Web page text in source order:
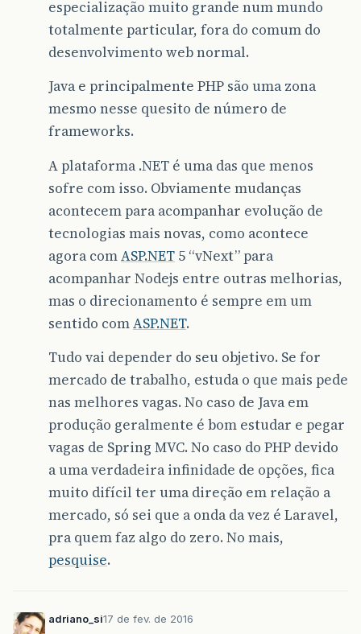
especialização muito grande num mundo
totalmente particular, fora do comum do
desenvolvimento web normal.
Java e principalmente PHP são uma zona
mesmo nesse quesito de número de
frameworks.
A plataforma .NET é uma das que menos
sofre com isso. Obviamente mudanças
acontecem para acompanhar evolução de
tecnologias mais novas, como acontece
agora comASP.NET 5 “vNext” para
acompanhar Nodejs entre outras melhorias,
mas o direcionamento é sempre em um
sentido comASP.NET.
Tudo vai depender do seu objetivo. Se for
mercado de trabalho, estuda o que mais pede
nas melhores vagas. No caso de Java em
produção geralmente é bom estudar e pegar
vagas de Spring MVC. No caso do PHP devido
a uma verdadeira infinidade de opções, fica
muito difícil ter uma direção em relação a
mercado, só sei que a onda da vez é Laravel,
pra quem faz algo do zero. No mais,
pesquise.
adriano_si17 de fev. de 2016